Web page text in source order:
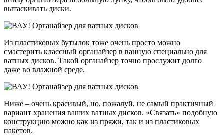
вытаскивать диски.
Из пластиковых бутылок тоже очень просто можно
смастерить классный органайзер в ванную специально для
ватных дисков. Такой органайзер точно прослужит долго
даже во влажной среде.
Ниже – очень красивый, но, пожалуй, не самый практичный
вариант хранения ваших ватных дисков. «Связать» подобную
конструкцию можно как из пряжи, так и из пластиковых
пакетов.